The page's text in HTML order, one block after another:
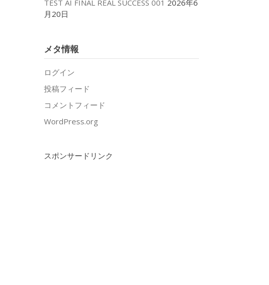
TEST AI FINAL REAL SUCCESS 001 2026年6
月20日
メタ情報
ログイン
投稿フィード
コメントフィード
WordPress.org
スポンサードリンク